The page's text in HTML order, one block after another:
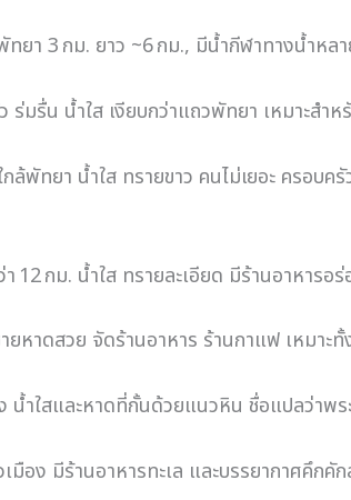
ยา 3 กม. ยาว ~6 กม., มีน้ำกีฬาทางน้ำหล
ร่มรื่น น้ำใส เงียบกว่าแถวพัทยา เหมาะสำ
ล้พัทยา น้ำใส ทรายขาว คนไม่เยอะ ครอบครั
12 กม. น้ำใส ทรายละเอียด มีร้านอาหารอ
ยหาดสวย จัดร้านอาหาร ร้านกาแฟ เหมาะ
น้ำใสและหาดที่กั้นด้วยแนวหิน ชื่อแปลว่าพ
มือง มีร้านอาหารทะเล และบรรยากาศคึกคั